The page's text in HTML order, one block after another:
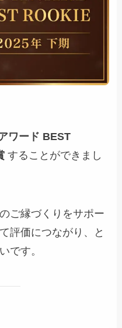
ワード BEST
することができまし
ご縁づくりをサポー
評価につながり、と
です。